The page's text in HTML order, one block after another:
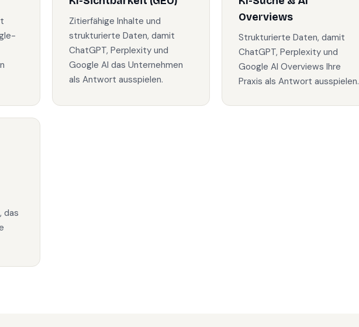
Zitierfähige Inhalte und
strukturierte Daten, damit
ChatGPT, Perplexity und
Google AI das Unternehmen
als Antwort ausspielen.
Overviews
Strukturierte Daten, damit
ChatGPT, Perplexity und
Google AI Overviews Ihre
Praxis als Antwort ausspielen.
das